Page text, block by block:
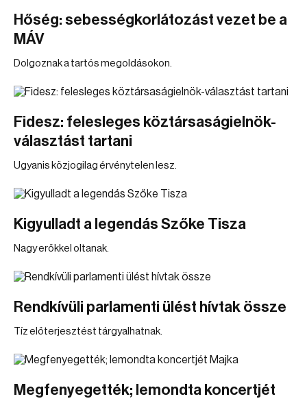
Hőség: sebességkorlátozást vezet be a
MÁV
Dolgoznak a tartós megoldásokon.
Fidesz: felesleges köztársaságielnök-
választást tartani
Ugyanis közjogilag érvénytelen lesz.
Kigyulladt a legendás Szőke Tisza
Nagy erőkkel oltanak.
Rendkívüli parlamenti ülést hívtak össze
Tíz előterjesztést tárgyalhatnak.
Megfenyegették; lemondta koncertjét